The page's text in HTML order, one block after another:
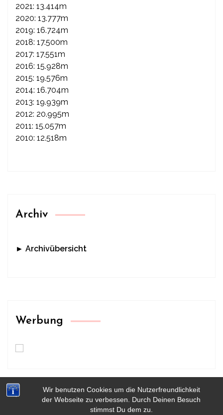
Wir benutzen Cookies um die Nutzerfreundlichkeit
der Webseite zu verbessen. Durch Deinen Besuch
stimmst Du dem zu.
2021: 13.414m
2020: 13.777m
2019: 16.724m
2018: 17.500m
2017: 17.551m
2016: 15.928m
2015: 19.576m
2014: 16.704m
2013: 19.939m
2012: 20.995m
2011: 15.057m
2010: 12.518m
Archiv
► Archivübersicht
Werbung
IMPRESSUM & DATENSCHUTZ